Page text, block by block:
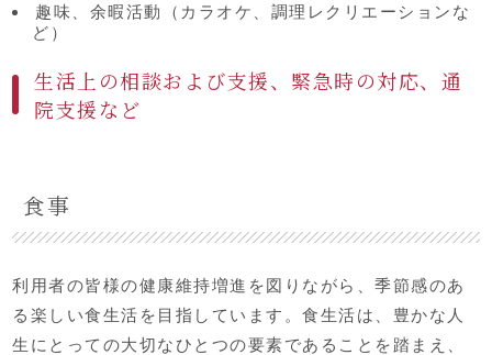
趣味、余暇活動（カラオケ、調理レクリエーションな
ど）
生活上の相談および支援、緊急時の対応、通
院支援など
食事
利用者の皆様の健康維持増進を図りながら、季節感のあ
る楽しい食生活を目指しています。食生活は、豊かな人
生にとっての大切なひとつの要素であることを踏まえ、